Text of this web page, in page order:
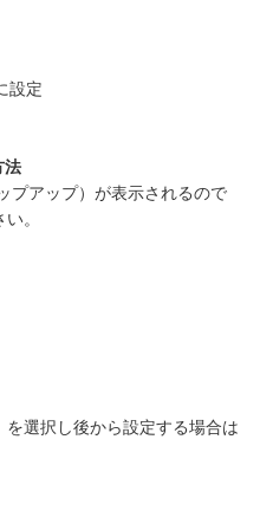
設定
法
プアップ）が表示されるので
。
選択し後から設定する場合は